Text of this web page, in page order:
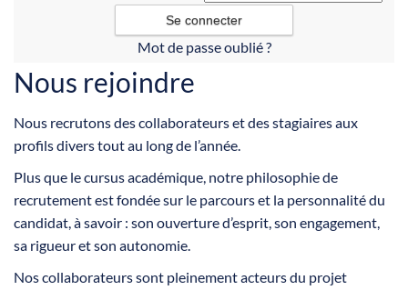
Mot de passe oublié ?
Nous rejoindre
Nous recrutons des collaborateurs et des stagiaires aux
profils divers tout au long de l’année.
Plus que le cursus académique, notre philosophie de
recrutement est fondée sur le parcours et la personnalité du
candidat, à savoir : son ouverture d’esprit, son engagement,
sa rigueur et son autonomie.
Nos collaborateurs sont pleinement acteurs du projet